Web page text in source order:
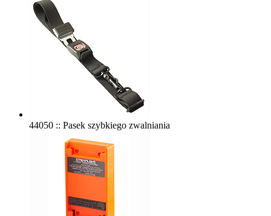
44050 :: Pasek szybkiego zwalniania